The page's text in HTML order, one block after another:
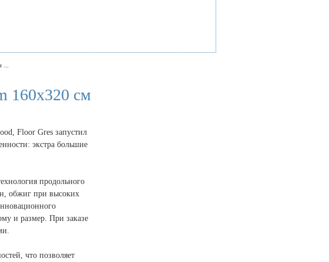
160х320 см
Floor Gres запустил
экстра большие
продольного
обжиг при высоких
и размер. При заказе
что позволяет